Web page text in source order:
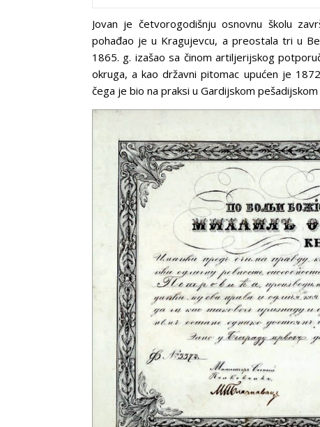
Jovan je četvorogodišnju osnovnu školu
pohađao je u Kragujevcu, a preostala tri u
1865. g. izašao sa činom artiljerijskog
okruga, a kao državni pitomac upućen je
čega je bio na praksi u Gardijskom